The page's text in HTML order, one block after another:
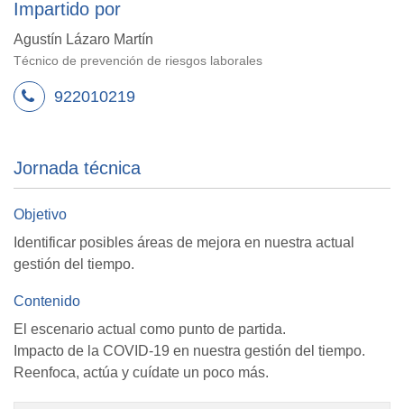
Impartido por
Agustín Lázaro Martín
Técnico de prevención de riesgos laborales
922010219
Jornada técnica
Objetivo
Identificar posibles áreas de mejora en nuestra actual
gestión del tiempo.
Contenido
El escenario actual como punto de partida.
Impacto de la COVID-19 en nuestra gestión del tiempo.
Reenfoca, actúa y cuídate un poco más.